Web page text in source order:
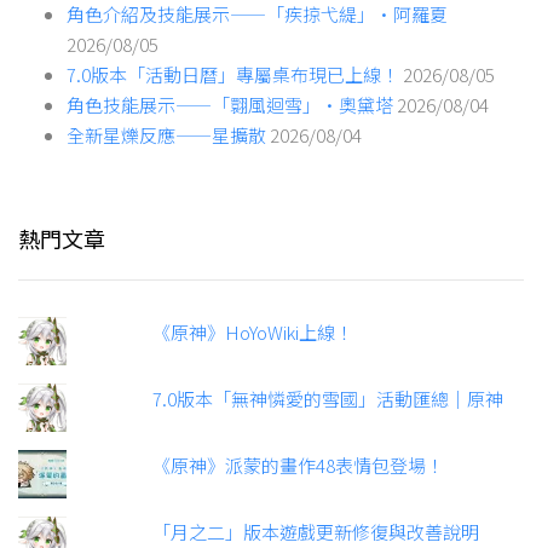
角色介紹及技能展示——「疾掠弋緹」·阿羅夏
2026/08/05
7.0版本「活動日曆」專屬桌布現已上線！ 2026/08/05
角色技能展示——「翾風迴雪」·奧黛塔2026/08/04
全新星爍反應——星擴散2026/08/04
熱門文章
《原神》HoYoWiki上線！
7.0版本「無神憐愛的雪國」活動匯總｜原神
《原神》派蒙的畫作48表情包登場！
「月之二」版本遊戲更新修復與改善說明